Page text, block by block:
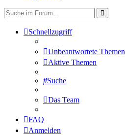
Schnellzugriff
Unbeantwortete Themen
Aktive Themen
Suche
Das Team
FAQ
Anmelden